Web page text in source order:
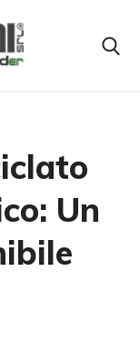
Un